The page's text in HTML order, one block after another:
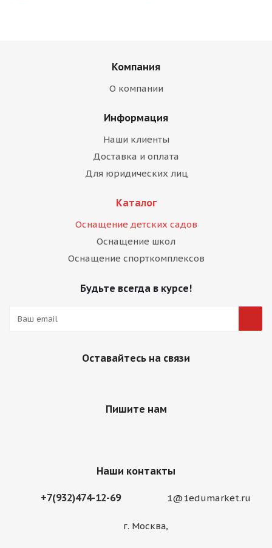
Компания
О компании
Информация
Наши клиенты
Доставка и оплата
Для юридических лиц
Каталог
Оснащение детских садов
Оснащение школ
Оснащение спорткомплексов
Будьте всегда в курсе!
Оставайтесь на связи
Пишите нам
Наши контакты
+7(932)474-12-69 1@1edumarket.ru
г. Москва,